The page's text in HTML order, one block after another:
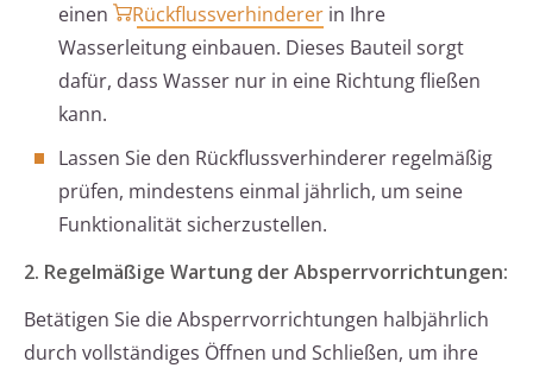
einen
Rückflussverhinderer in Ihre
Wasserleitung einbauen. Dieses Bauteil sorgt
dafür, dass Wasser nur in eine Richtung fließen
kann.
Lassen Sie den Rückflussverhinderer regelmäßig
prüfen, mindestens einmal jährlich, um seine
Funktionalität sicherzustellen.
2. Regelmäßige Wartung der Absperrvorrichtungen:
Betätigen Sie die Absperrvorrichtungen halbjährlich
durch vollständiges Öffnen und Schließen, um ihre